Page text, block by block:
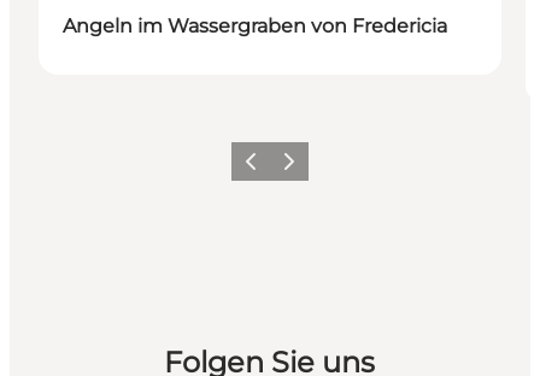
Angeln im Wassergraben von Fredericia
Vorherige Folie
Nächste Folie
Folgen Sie uns